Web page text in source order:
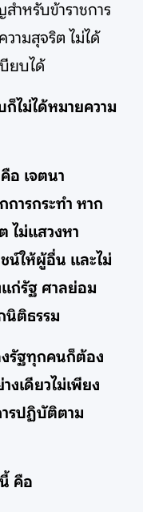
ำหรับข้าราชการ
ามสุจริต ไม่ได้
บียบได้
ไม่ได้หมายความ
อ เจตนา
ารกระทำ หาก
ไม่แสวงหา
น์ให้ผู้อื่น และไม่
แก่รัฐ ศาลย่อม
นิติธรรม
รัฐทุกคนก็ต้อง
งเดียวไม่เพียง
รปฏิบัติตาม
คือ